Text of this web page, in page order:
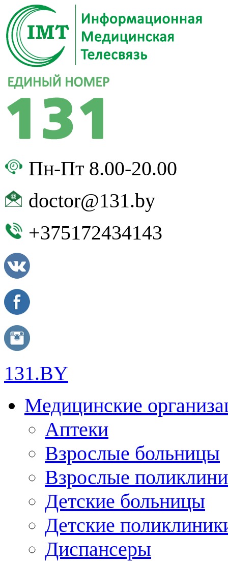
Пн-Пт 8.00-20.00
doctor@131.by
+375172434143
131.BY
Медицинские
Аптеки
Взрослые больницы
Взрослые
Детские больницы
Детские
Диспансеры